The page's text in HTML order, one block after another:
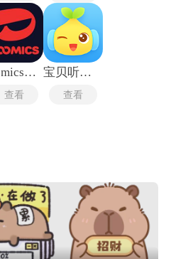
toomics玩漫
查看
宝贝听听旧版本
查看